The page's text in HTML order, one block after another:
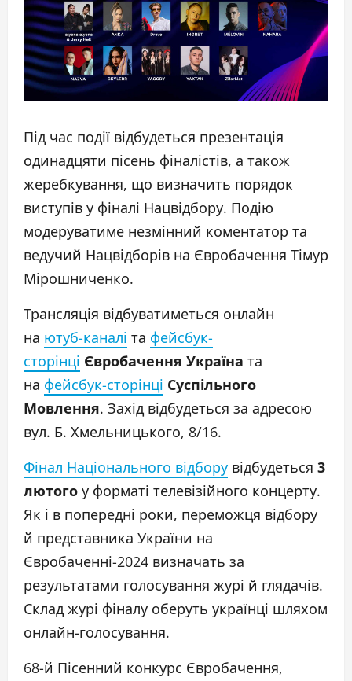
Під час події відбудеться презентація
одинадцяти пісень фіналістів, а також
жеребкування, що визначить порядок
виступів у фіналі Нацвідбору. Подію
модеруватиме незмінний коментатор та
ведучий Нацвідборів на Євробачення Тімур
Мірошниченко.
Трансляція відбуватиметься онлайн
на ютуб-каналі та фейсбук-
сторінці Євробачення Україна та
на фейсбук-сторінці Суспільного
Мовлення. Захід відбудеться за адресою
вул. Б. Хмельницького, 8/16.
Фінал Національного відбору відбудеться 3
лютого у форматі телевізійного концерту.
Як і в попередні роки, переможця відбору
й представника України на
Євробаченні-2024 визначать за
результатами голосування журі й глядачів.
Склад журі фіналу оберуть українці шляхом
онлайн-голосування.
68-й Пісенний конкурс Євробачення,